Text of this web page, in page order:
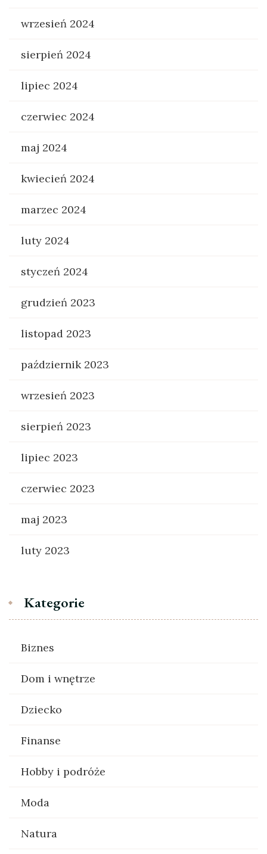
wrzesień 2024
sierpień 2024
lipiec 2024
czerwiec 2024
maj 2024
kwiecień 2024
marzec 2024
luty 2024
styczeń 2024
grudzień 2023
listopad 2023
październik 2023
wrzesień 2023
sierpień 2023
lipiec 2023
czerwiec 2023
maj 2023
luty 2023
Kategorie
Biznes
Dom i wnętrze
Dziecko
Finanse
Hobby i podróże
Moda
Natura